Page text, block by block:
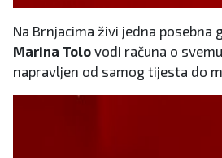
Na Brnjacima živi jedna
Marina Tolo vodi računa o
napravljen od samog tijesta do